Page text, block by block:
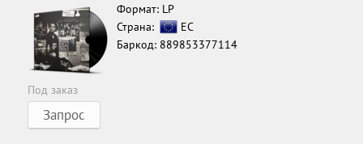
Формат: LP
Страна:
ЕС
Баркод: 889853377114
Под заказ
Запрос